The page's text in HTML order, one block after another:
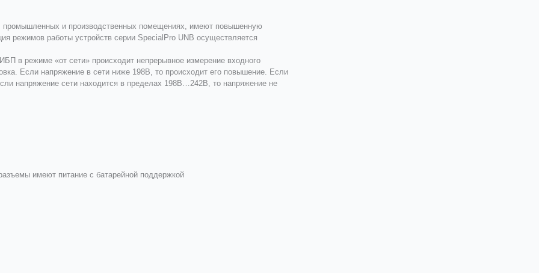
и производственных помещениях, имеют повышенную
режимов работы устройств серии SpecialPro UNB осуществляется
в режиме «от сети» происходит непрерывное измерение входного
Если напряжение в сети ниже 198В, то происходит его повышение. Если
напряжение сети находится в пределах 198В…242В, то напряжение не
имеют питание с батарейной поддержкой